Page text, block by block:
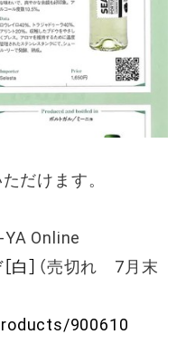
だけます。
Online
］ （売切れ 7月末
900610